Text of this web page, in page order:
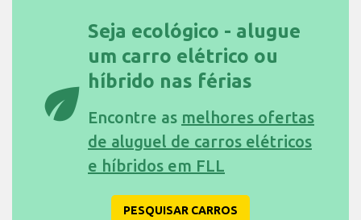
eco
Seja ecológico - alugue
um carro elétrico ou
híbrido nas férias
Encontre as melhores ofertas
de aluguel de carros elétricos
e híbridos em FLL
PESQUISAR CARROS